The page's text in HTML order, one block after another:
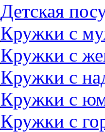
Детская
Кружки с
Кружки с
Кружки с
Кружки с
Кружки с